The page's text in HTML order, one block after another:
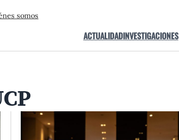
somos
ACTUALIDADINVESTIGACIONES